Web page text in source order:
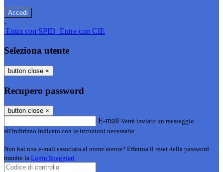
-
Entra con SPID Entra con CIE
Seleziona utente
button close ×
Recupero password
button close ×
E-mail Verrà inviato un messaggio
all'indirizzo indicato con le istruzioni necessarie.
Non hai una e-mail associata al nome utente? Effettua il reset della password
tramite la Login Spaggiari